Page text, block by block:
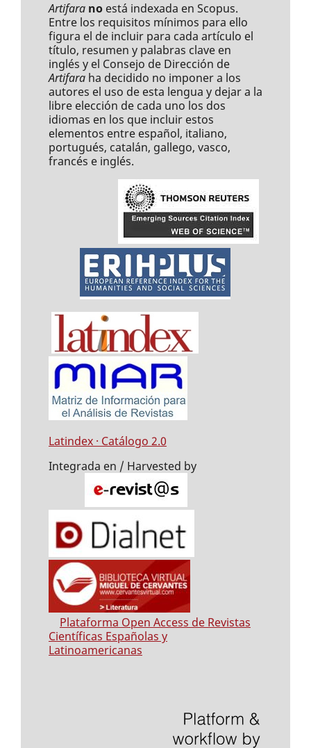
Artifara noestá indexada en Scopus.
Entre los requisitos mínimos para ello
figura el de incluir para cada artículo el
título, resumen y palabras clave en
inglés y el Consejo de Dirección de
Artifaraha decidido no imponer a los
autores el uso de esta lengua y dejar a la
libre elección de cada uno los dos
idiomas en los que incluir estos
elementos entre español, italiano,
portugués, catalán, gallego, vasco,
francés e inglés.
Latindex · Catálogo 2.0
Integrada en / Harvested by
Plataforma Open Access de Revistas
Científicas Españolas y
Latinoamericanas